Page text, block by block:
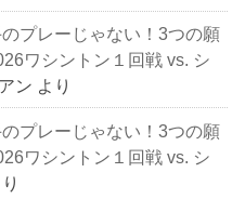
プレーじゃない！3つの願
ワシントン１回戦 vs. シ
ン より
プレーじゃない！3つの願
ワシントン１回戦 vs. シ